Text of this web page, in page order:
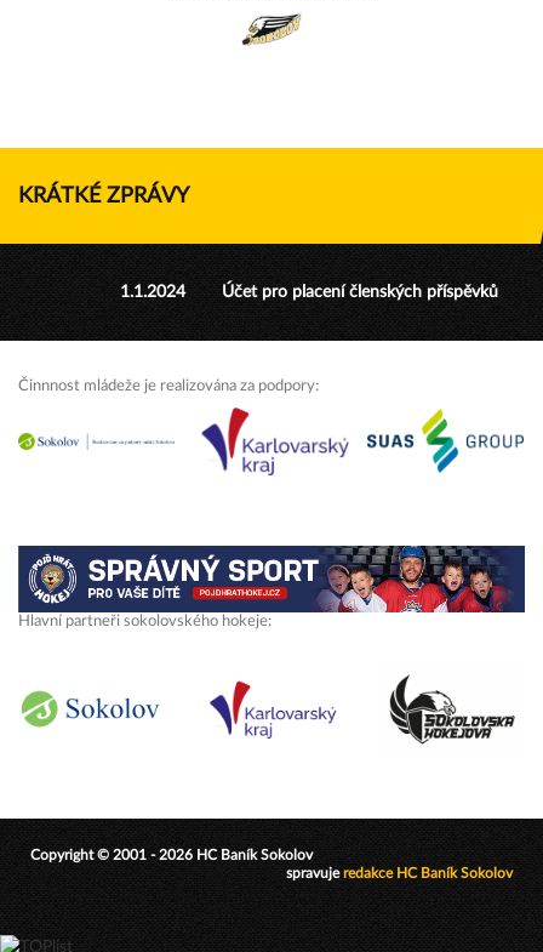
KRÁTKÉ ZPRÁVY
1.1.2024 Účet pro placení členských příspěvků
Činnnost mládeže je realizována za podpory:
Hlavní partneři sokolovského hokeje:
Copyright © 2001 - 2026 HC Baník Sokolov
spravujeredakce HC Baník Sokolov